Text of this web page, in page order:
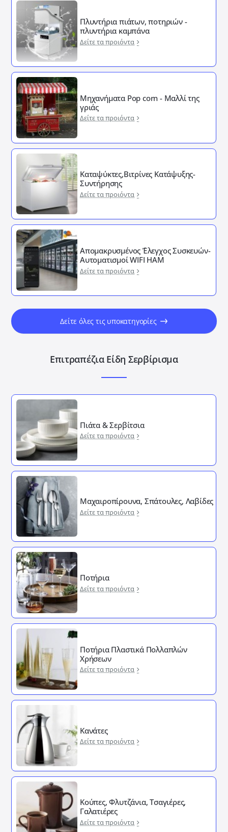
Πλυντήρια πιάτων, ποτηριών -
πλυντήρια καμπάνα
Δείτε τα προιόντα
Μηχανήματα Pop corn - Μαλλί της
γριάς
Δείτε τα προιόντα
Καταψύκτες,Βιτρίνες Κατάψυξης-
Συντήρησης
Δείτε τα προιόντα
Απομακρυσμένος ΄Έλεγχος Συσκευών-
Αυτοματισμοί WIFI HAM
Δείτε τα προιόντα
Δείτε όλες τις υποκατηγορίες
Επιτραπέζια Είδη Σερβίρισμα
Πιάτα & Σερβίτσια
Δείτε τα προιόντα
Μαχαιροπίρουνα, Σπάτουλες, Λαβίδες
Δείτε τα προιόντα
Ποτήρια
Δείτε τα προιόντα
Ποτήρια Πλαστικά Πολλαπλών
Χρήσεων
Δείτε τα προιόντα
Κανάτες
Δείτε τα προιόντα
Κούπες, Φλυτζάνια, Τσαγιέρες,
Γαλατιέρες
Δείτε τα προιόντα